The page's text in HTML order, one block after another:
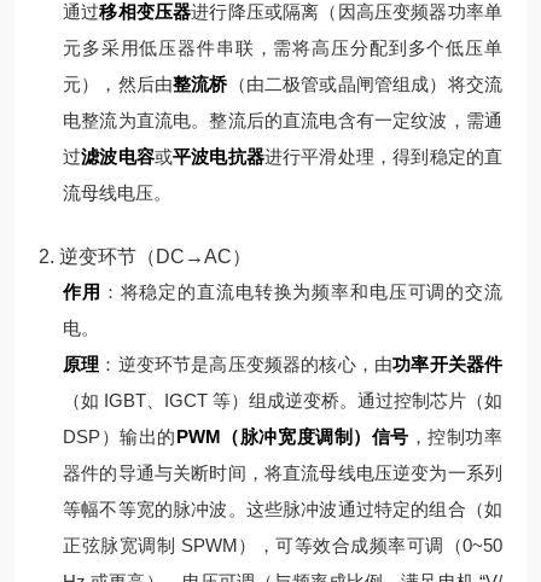
通过移相变压器进行降压或隔离（因高压变频器功率单
元多采用低压器件串联，需将高压分配到多个低压单
元），然后由整流桥（由二极管或晶闸管组成）将交流
电整流为直流电。整流后的直流电含有一定纹波，需通
过滤波电容或平波电抗器进行平滑处理，得到稳定的直
流母线电压。
2. 逆变环节（DC→AC）
作用 ：将稳定的直流电转换为频率和电压可调的交流
电。
原理 ： 逆变环节是高压变频器的核心，由功率开关器件
（如 IGBT、IGCT 等）组成逆变桥。通过控制芯片（如
DSP）输出的PWM（脉冲宽度调制）信号 ，控制功率
器件的导通与关断时间，将直流母线电压逆变为一系列
等幅不等宽的脉冲波。 这些脉冲波通过特定的组合（如
正弦脉宽调制 SPWM），可等效合成频率可调（0~50